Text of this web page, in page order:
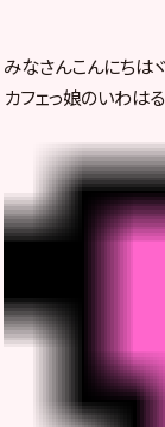
みなさんこんにちは
カフェっ娘のいわは